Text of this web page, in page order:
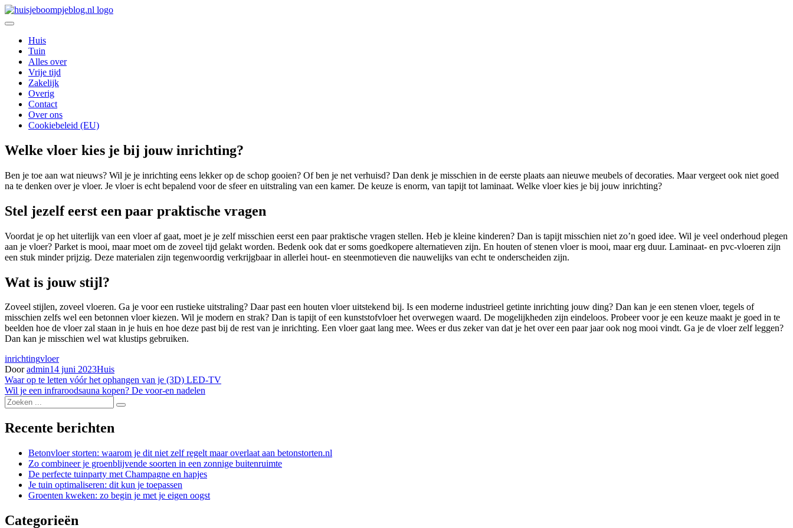
Ga
naar
inhoud
Huisje Boompje Blog
Huis
Tuin
Alles over
Vrije tijd
Zakelijk
Overig
Contact
Over ons
Cookiebeleid (EU)
Welke vloer kies je bij jouw inrichting?
Ben je toe aan wat nieuws? Wil je je inrichting eens lekker op de schop gooien? Of ben je net verhuisd? Dan denk je misschien in de eerste plaats aan nieuwe meubels of decoraties. Maar vergeet ook niet goed
na te denken over je vloer. Je vloer is echt bepalend voor de sfeer en uitstraling van een kamer. De keuze is enorm, van tapijt tot laminaat. Welke vloer kies je bij jouw inrichting?
Stel jezelf eerst een paar praktische vragen
Voordat je op het uiterlijk van een vloer af gaat, moet je je zelf misschien eerst een paar praktische vragen stellen. Heb je kleine kinderen? Dan is tapijt misschien niet zo’n goed idee. Wil je veel onderhoud plegen
aan je vloer? Parket is mooi, maar moet om de zoveel tijd gelakt worden. Bedenk ook dat er soms goedkopere alternatieven zijn. En houten of stenen vloer is mooi, maar erg duur. Laminaat- en pvc-vloeren zijn
een stuk minder prijzig. Deze materialen zijn tegenwoordig verkrijgbaar in allerlei hout- en steenmotieven die nauwelijks van echt te onderscheiden zijn.
Wat is jouw stijl?
Zoveel stijlen, zoveel vloeren. Ga je voor een rustieke uitstraling? Daar past een houten vloer uitstekend bij. Is een moderne industrieel getinte inrichting jouw ding? Dan kan je een stenen vloer, tegels of
misschien zelfs wel een betonnen vloer kiezen. Wil je modern en strak? Dan is tapijt of een kunststofvloer het overwegen waard. De mogelijkheden zijn eindeloos. Probeer voor je een keuze maakt je goed in te
beelden hoe de vloer zal staan in je huis en hoe deze past bij de rest van je inrichting. Een vloer gaat lang mee. Wees er dus zeker van dat je het over een paar jaar ook nog mooi vindt. Ga je de vloer zelf leggen?
Dan kan je misschien wel wat klustips gebruiken.
inrichtingvloer
Dooradmin14 juni 2023Huis
Bericht
navigatie
Waar op te letten vóór het ophangen van je (3D) LED-TV
Wil je een infraroodsauna kopen? De voor-en nadelen
Zoek
naar:
Recente berichten
Betonvloer storten: waarom je dit niet zelf regelt maar overlaat aan betonstorten.nl
Zo combineer je groenblijvende soorten in een zonnige buitenruimte
De perfecte tuinparty met Champagne en hapjes
Je tuin optimaliseren: dit kun je toepassen
Groenten kweken: zo begin je met je eigen oogst
Categorieën